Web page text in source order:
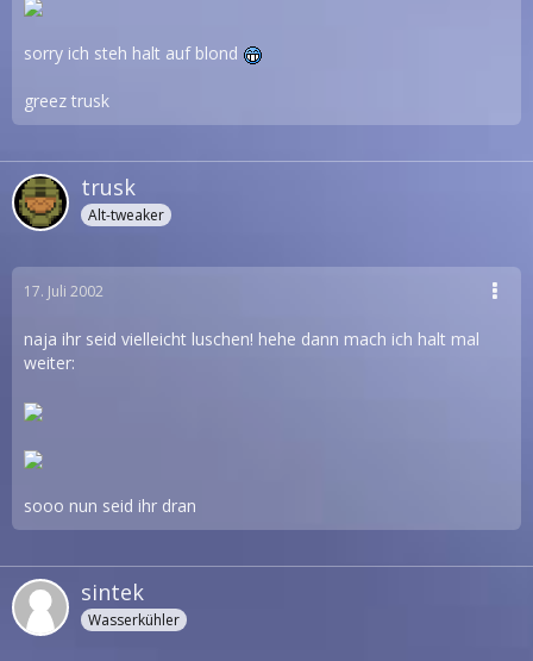
sorry ich steh halt auf blond
greez trusk
trusk
Alt-tweaker
17. Juli 2002
naja ihr seid vielleicht luschen! hehe dann mach ich halt mal
weiter:
sooo nun seid ihr dran
sintek
Wasserkühler